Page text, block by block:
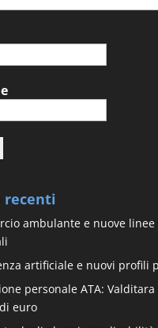
recenti
ambulante e nuove linee
artificiale e nuovi profili
personale ATA:
euro